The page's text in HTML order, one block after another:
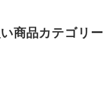
商品カテゴリー